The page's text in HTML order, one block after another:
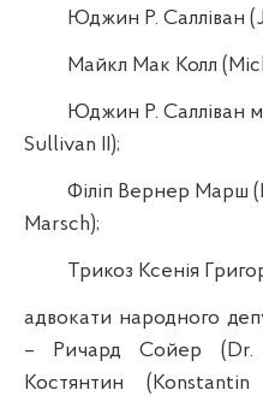
Юджин Р. Салліван (
Майкл Мак Колл (
Юджин Р. Салліван
Sullivan II);
Філіп Вернер Марш (
Marsch);
Трикоз Ксенія
адвокати народного
– РичардСойер ( Dr.
Костянтин ( Konstantin